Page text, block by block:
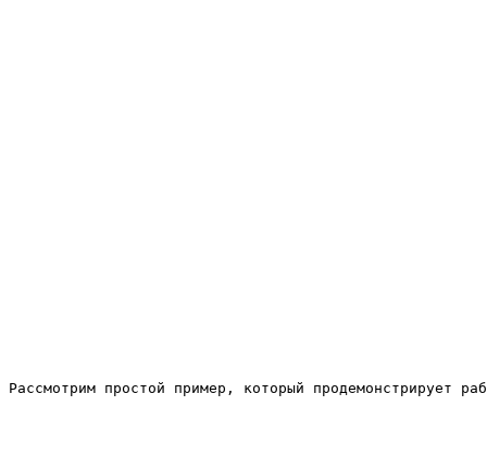
Рассмотрим простой пример, который продемонстрирует